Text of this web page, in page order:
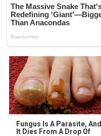
Fungus Is A Parasite, And
It Dies From A Drop Of